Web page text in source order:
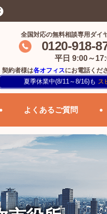
全国対応の無料相談専用ダイ
0120-918-
平日 9:00～
契約者様は各オフィスにお電話くだ
夏季休業中(8/11～8/16)も ス
よくあるご質問